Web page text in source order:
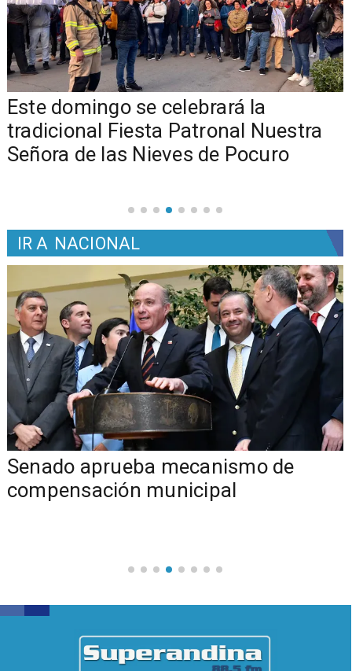
Este domingo se celebrará la
tradicional Fiesta Patronal Nuestra
Señora de las Nieves de Pocuro
IR A NACIONAL
Senado aprueba mecanismo de
compensación municipal